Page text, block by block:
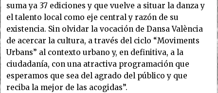
suma ya 37 ediciones y que vuelve a situar la danza y
el talento local como eje central y razón de su
existencia. Sin olvidar la vocación de Dansa València
de acercar la cultura, a través del ciclo “Moviments
Urbans” al contexto urbano y, en definitiva, a la
ciudadanía, con una atractiva programación que
esperamos que sea del agrado del público y que
reciba la mejor de las acogidas”.